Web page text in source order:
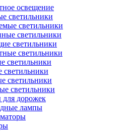
освещение
светильники
светильники
светильники
светильники
светильники
светильники
светильники
светильники
светильники
для дорожек
лампы